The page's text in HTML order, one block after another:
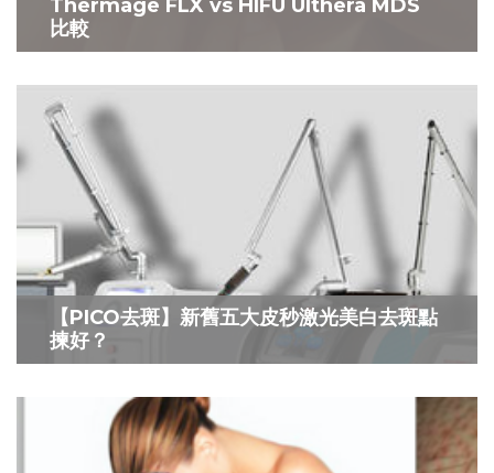
Thermage FLX vs HIFU Ulthera MDS
比較
【PICO去斑】新舊五大皮秒激光美白去斑點
揀好？